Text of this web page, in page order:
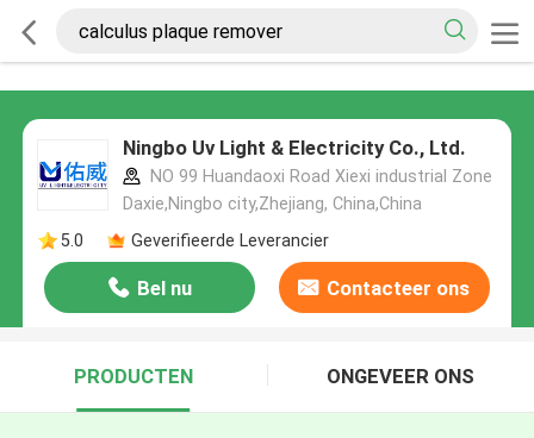
Ningbo Uv Light & Electricity Co., Ltd.
NO 99 Huandaoxi Road Xiexi industrial Zone
Daxie,Ningbo city,Zhejiang, China,China
5.0
Geverifieerde Leverancier
Bel nu Contacteer ons
PRODUCTEN ONGEVEER ONS